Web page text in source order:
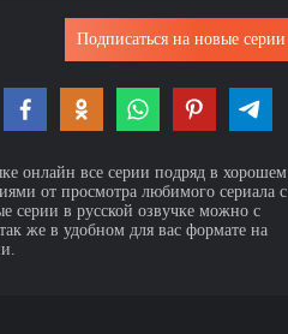
Подписаться на новые серии
онлайн все серии подряд в хорошем
от просмотра любимого сериала с
серии в русской озвучке можно с
же в удобном для вас формате на